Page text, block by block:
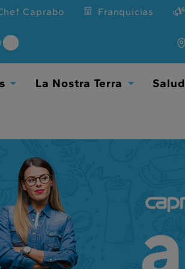
Caprabo Franquicias
La Nostra Terra Salud